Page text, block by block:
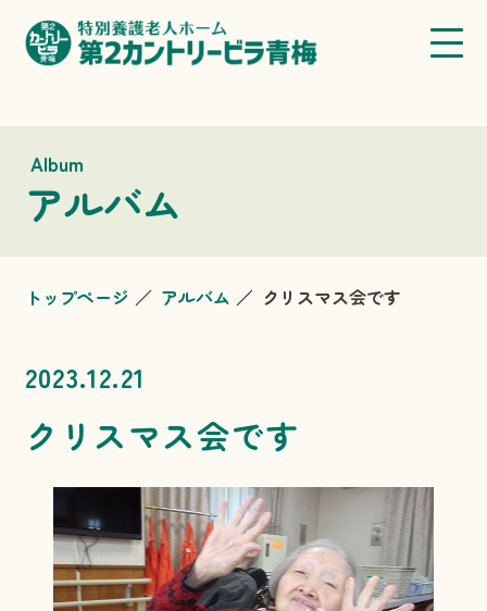
Album
アルバム
トップページ アルバム クリスマス会です
2023.12.21
クリスマス会です